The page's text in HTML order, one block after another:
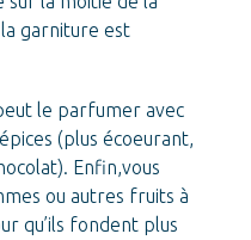
garniture est
le parfumer avec
(plus écoeurant,
Enfin,vous
ou autres fruits à
qu’ils fondent plus